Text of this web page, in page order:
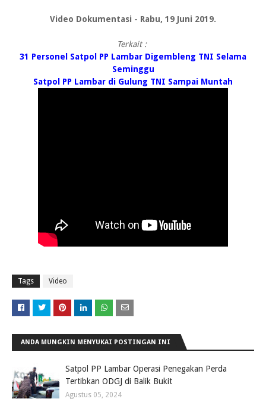
Video Dokumentasi - Rabu, 19 Juni 2019.
Terkait :
31 Personel Satpol PP Lambar Digembleng TNI Selama
Seminggu
Satpol PP Lambar di Gulung TNI Sampai Muntah
Tags Video
ANDA MUNGKIN MENYUKAI POSTINGAN INI
Satpol PP Lambar Operasi Penegakan Perda
Tertibkan ODGJ di Balik Bukit
Agustus 05, 2024